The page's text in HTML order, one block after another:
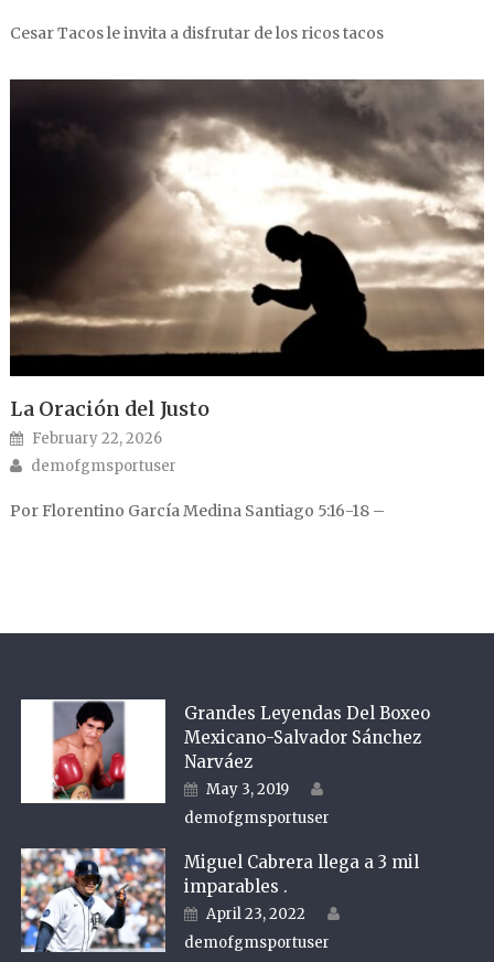
Cesar Tacos le invita a disfrutar de los ricos tacos
La Oración del Justo
Posted on
February 22, 2026
Author
demofgmsportuser
Por Florentino García Medina Santiago 5:16-18 –
Grandes Leyendas Del Boxeo
Mexicano-Salvador Sánchez
Narváez
Posted on
May 3, 2019
demofgmsportuser
Miguel Cabrera llega a 3 mil
imparables .
Posted on
April 23, 2022
demofgmsportuser